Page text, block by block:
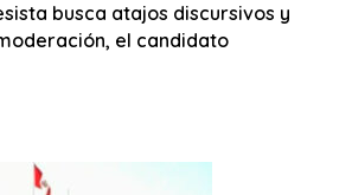
busca atajos discursivos y
el candidato